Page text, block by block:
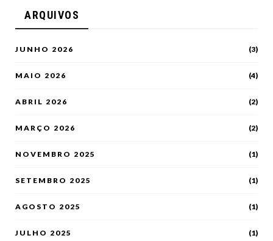
ARQUIVOS
JUNHO 2026 (3)
MAIO 2026 (4)
ABRIL 2026 (2)
MARÇO 2026 (2)
NOVEMBRO 2025 (1)
SETEMBRO 2025 (1)
AGOSTO 2025 (1)
JULHO 2025 (1)